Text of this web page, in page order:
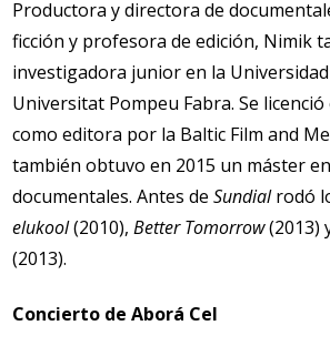
Productora y directora de
ficción y profesora de edición, Nimik
investigadora junior en la
Universitat Pompeu Fabra. Se licenció
como editora por la Baltic Film and
también obtuvo en 2015 un máster
documentales. Antes deSundialrodó
elukool(2010),Better Tomorrow(2013)
(2013).
Concierto de Aborá Cel